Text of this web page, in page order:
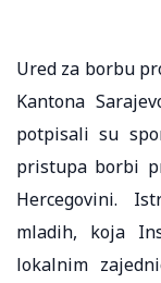
Ured za borbu
Kantona
potpisali su
pristupa borbi
Hercegovini.
mladih, koja
lokalnim